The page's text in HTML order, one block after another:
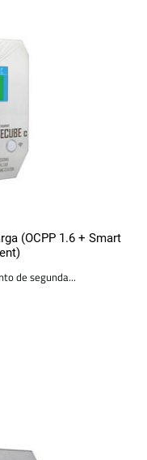
(OCPP 1.6 + Smart
de segunda...